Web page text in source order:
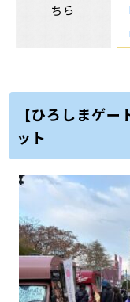
ちら
【ひろしまゲ
ット